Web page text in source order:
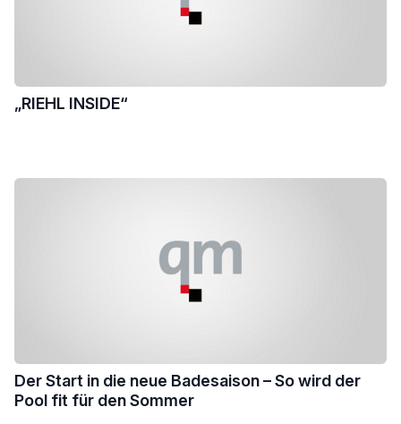
„RIEHL INSIDE“
Der Start in die neue Badesaison – So wird der
Pool fit für den Sommer